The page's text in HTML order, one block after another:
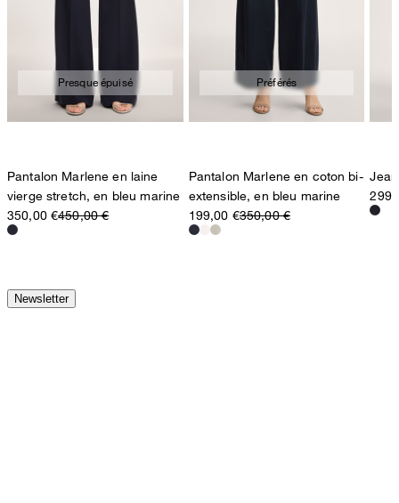
Presque épuisé
Pantalon Marlene en laine
vierge stretch, en bleu marine
350,00 €450,00 €
Préférés
Pantalon Marlene en coton bi-
extensible, en bleu marine
199,00 €350,00 €
Newsletter